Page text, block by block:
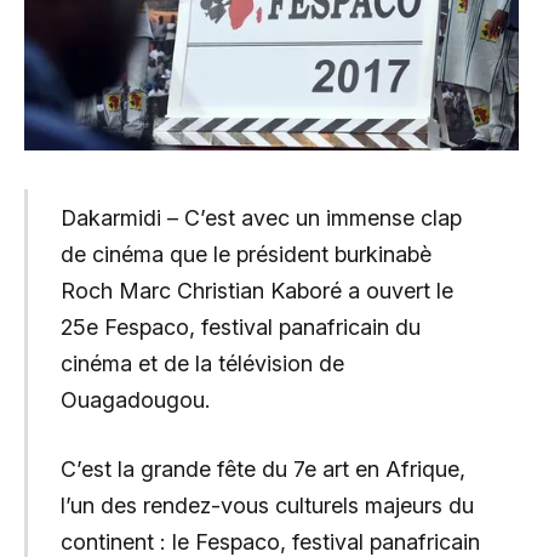
Dakarmidi – C’est avec un immense clap
de cinéma que le président burkinabè
Roch Marc Christian Kaboré a ouvert le
25e Fespaco, festival panafricain du
cinéma et de la télévision de
Ouagadougou.
C’est la grande fête du 7e art en Afrique,
l’un des rendez-vous culturels majeurs du
continent : le Fespaco, festival panafricain